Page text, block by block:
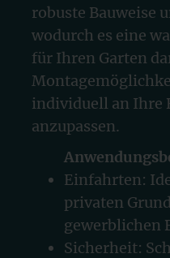
robuste Bauweise
wodurch es eine
für Ihren Garten
individuell an Ihre
anzupassen.
Einfahrten:
privaten
gewerblichen
Sicherheit: